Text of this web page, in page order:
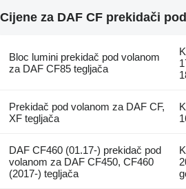
Cijene za DAF CF prekidači
Bloc lumini prekidač pod volanom
za DAF CF85 tegljača
Prekidač pod volanom za DAF CF,
XF tegljača
DAF CF460 (01.17-) prekidač pod
volanom za DAF CF450, CF460
(2017-) tegljača